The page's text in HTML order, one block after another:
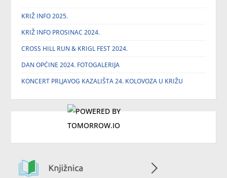
KRIŽ INFO 2025.
KRIŽ INFO PROSINAC 2024.
CROSS HILL RUN & KRIGL FEST 2024.
DAN OPĆINE 2024. FOTOGALERIJA
KONCERT PRLJAVOG KAZALIŠTA 24. KOLOVOZA U KRIŽU